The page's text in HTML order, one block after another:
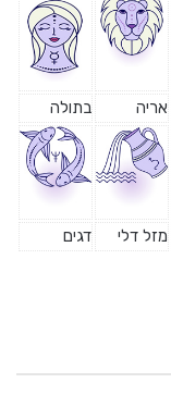
אריה בתולה
מזל דלי דגים